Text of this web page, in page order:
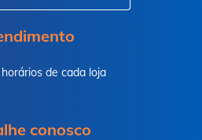
de cada loja
conosco